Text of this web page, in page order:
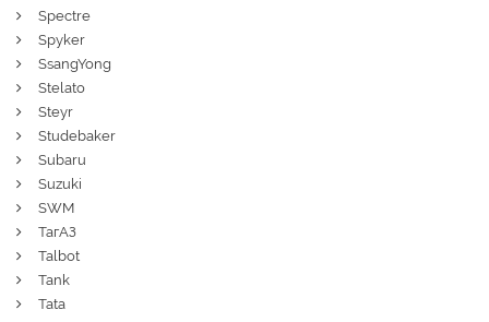
Spectre
Spyker
SsangYong
Stelato
Steyr
Studebaker
Subaru
Suzuki
SWM
ТагАЗ
Talbot
Tank
Tata